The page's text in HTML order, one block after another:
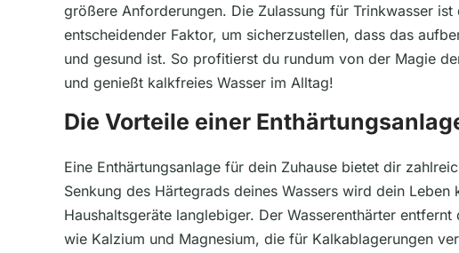
größere Anforderungen. Die Zulassung für Trinkwasser ist
entscheidender Faktor, um sicherzustellen, dass das
und gesund ist. So profitierst du rundum von der Magie
und genießt kalkfreies Wasser im Alltag!
Die Vorteile einer
Eine Enthärtungsanlage für dein Zuhause bietet dir
Senkung des Härtegrads deines Wassers wird dein
Haushaltsgeräte langlebiger. Der Wasserenthärter entfernt
wie Kalzium und Magnesium, die für Kalkablagerungen